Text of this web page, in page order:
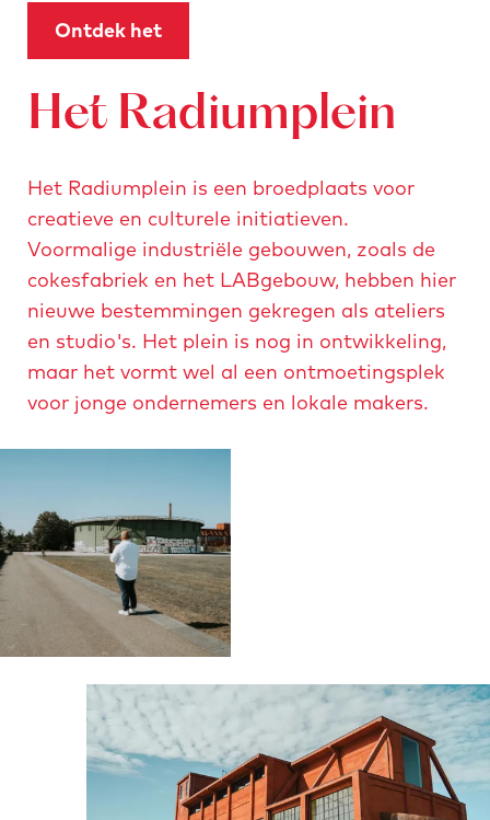
Ontdek het
Het Radiumplein
Het Radiumplein is een broedplaats voor
creatieve en culturele initiatieven.
Voormalige industriële gebouwen, zoals de
cokesfabriek en het LABgebouw, hebben hier
nieuwe bestemmingen gekregen als ateliers
en studio's. Het plein is nog in ontwikkeling,
maar het vormt wel al een ontmoetingsplek
voor jonge ondernemers en lokale makers.